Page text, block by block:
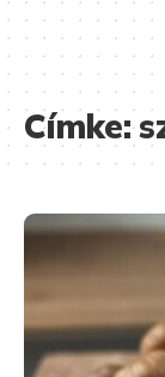
Címke: